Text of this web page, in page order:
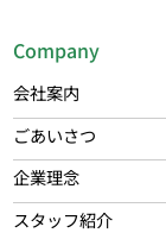
Company
会社案内
ごあいさつ
企業理念
スタッフ紹介